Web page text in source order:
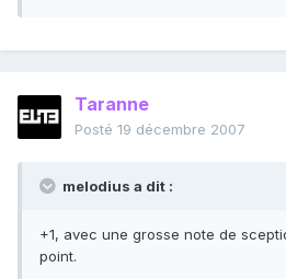
Taranne
Posté 19 décembre 2007
melodius a dit :
+1, avec une grosse note de
point.